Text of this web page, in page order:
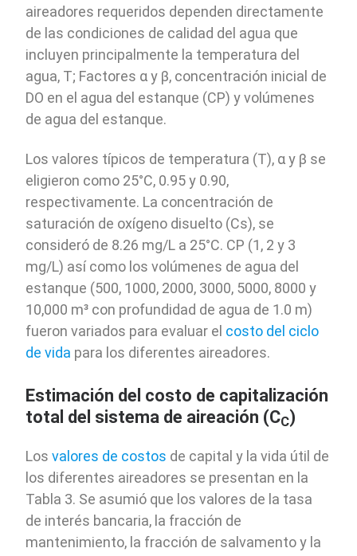
aireadores requeridos dependen directamente
de las condiciones de calidad del agua que
incluyen principalmente la temperatura del
agua, T; Factores α y β, concentración inicial de
DO en el agua del estanque (CP) y volúmenes
de agua del estanque.
Los valores típicos de temperatura (T), α y β se
eligieron como 25°C, 0.95 y 0.90,
respectivamente. La concentración de
saturación de oxígeno disuelto (Cs), se
consideró de 8.26 mg/L a 25°C. CP (1, 2 y 3
mg/L) así como los volúmenes de agua del
estanque (500, 1000, 2000, 3000, 5000, 8000 y
10,000 m³ con profundidad de agua de 1.0 m)
fueron variados para evaluar el costo del ciclo
de vida para los diferentes aireadores.
Estimación del costo de capitalización
total del sistema de aireación (CC)
Losvalores de costos de capital y la vida útil de
los diferentes aireadores se presentan en la
Tabla 3. Se asumió que los valores de la tasa
de interés bancaria, la fracción de
mantenimiento, la fracción de salvamento y la